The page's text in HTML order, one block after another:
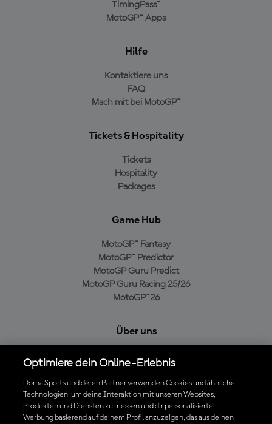
TimingPass™
MotoGP™ Apps
Hilfe
Kontaktiere uns
FAQ
Mach mit bei MotoGP™
Tickets & Hospitality
Tickets
Hospitality
Packages
Game Hub
MotoGP™ Fantasy
MotoGP™ Predictor
MotoGP Guru Predict
MotoGP Guru Racing 25/26
MotoGP™26
Über uns
Cookie-Richtlinien
Geschäftsbedingungen
Datenschutzrichtlinien
Kaufrichtlinie
Optimiere dein Online-Erlebnis
Dorna Sports und deren Partner verwenden Cookies und ähnliche
Technologien, um deine Interaktion mit unseren Websites,
Produkten und Diensten zu messen und dir personalisierte
Werbung basierend auf deinem Profil anzuzeigen, das aus deinen